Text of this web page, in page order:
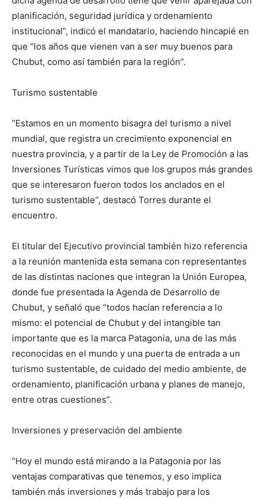
planificación, seguridad jurídica y ordenamiento
institucional”, indicó el mandatario, haciendo hincapié en
que “los años que vienen van a ser muy buenos para
Chubut, como así también para la región”.
Turismo sustentable
“Estamos en un momento bisagra del turismo a nivel
mundial, que registra un crecimiento exponencial en
nuestra provincia, y a partir de la Ley de Promoción a las
Inversiones Turísticas vimos que los grupos más grandes
que se interesaron fueron todos los anclados en el
turismo sustentable”, destacó Torres durante el
encuentro.
El titular del Ejecutivo provincial también hizo referencia
a la reunión mantenida esta semana con representantes
de las distintas naciones que integran la Unión Europea,
donde fue presentada la Agenda de Desarrollo de
Chubut, y señaló que “todos hacían referencia a lo
mismo: el potencial de Chubut y del intangible tan
importante que es la marca Patagonia, una de las más
reconocidas en el mundo y una puerta de entrada a un
turismo sustentable, de cuidado del medio ambiente, de
ordenamiento, planificación urbana y planes de manejo,
entre otras cuestiones”.
Inversiones y preservación del ambiente
“Hoy el mundo está mirando a la Patagonia por las
ventajas comparativas que tenemos, y eso implica
también más inversiones y más trabajo para los